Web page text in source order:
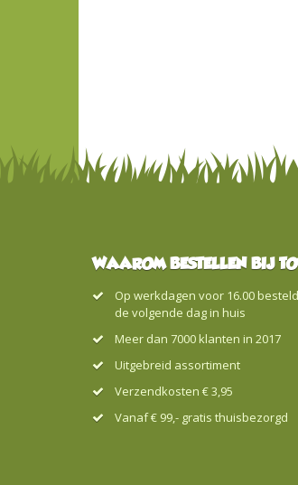
WAAROM BESTELLEN BIJ
Op werkdagen voor 16.00 besteld
de volgende dag in huis
Meer dan 7000 klanten in 2017
Uitgebreid assortiment
Verzendkosten € 3,95
Vanaf € 99,- gratis thuisbezorgd